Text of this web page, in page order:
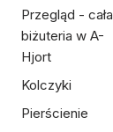
Przegląd - cała
biżuteria w A-
Hjort
Kolczyki
Pierścienie